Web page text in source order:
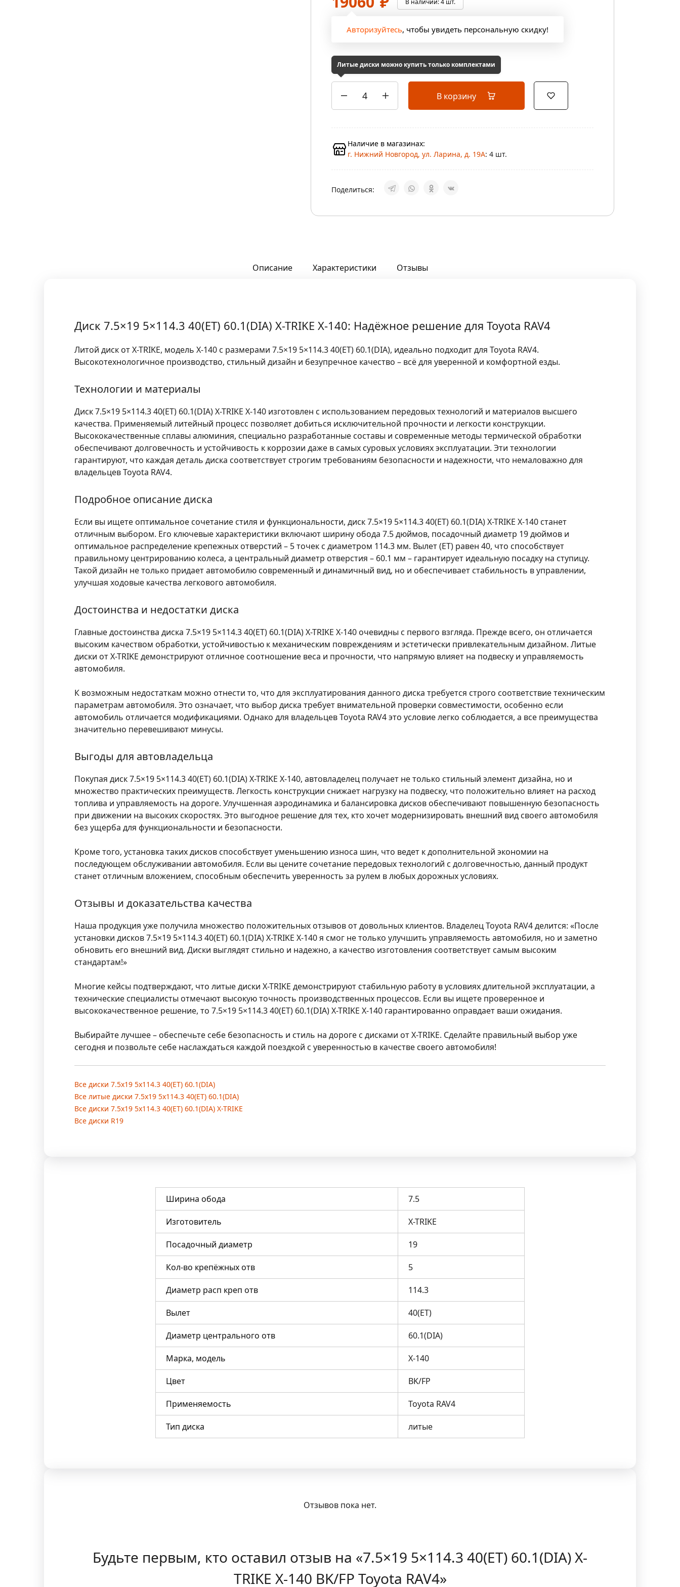
В наличии:4 шт.
Авторизуйтесь, чтобы увидеть персональную скидку!
Литые диски можно купить только комплектами
В корзину
Наличие в магазинах:
г. Нижний Новгород, ул. Ларина, д. 19А: 4 шт.
Поделиться:
Описание Характеристики Отзывы
Диск 7.5×19 5×114.3 40(ET) 60.1(DIA) X-TRIKE X-140: Надёжное решение для Toyota RAV4
Литой диск от X-TRIKE, модель X-140 с размерами 7.5×19 5×114.3 40(ET) 60.1(DIA), идеально подходит для Toyota RAV4.
Высокотехнологичное производство, стильный дизайн и безупречное качество – всё для уверенной и комфортной езды.
Технологии и материалы
Диск7.5×19 5×114.3 40(ET) 60.1(DIA) X-TRIKE X-140 изготовлен с использованием передовых технологий и материалов высшего
качества. Применяемый литейный процесс позволяет добиться исключительной прочности и легкости конструкции.
Высококачественные сплавы алюминия, специально разработанные составы и современные методы термической обработки
обеспечивают долговечность и устойчивость к коррозии даже в самых суровых условиях эксплуатации. Эти технологии
гарантируют, что каждая деталь диска соответствует строгим требованиям безопасности и надежности, что немаловажно для
владельцев Toyota RAV4.
Подробное описание диска
Если вы ищете оптимальное сочетание стиля и функциональности, диск7.5×19 5×114.3 40(ET) 60.1(DIA) X-TRIKE X-140 станет
отличным выбором. Его ключевые характеристики включают ширину обода 7.5 дюймов, посадочный диаметр 19 дюймов и
оптимальное распределение крепежных отверстий – 5 точек с диаметром 114.3 мм. Вылет (ET) равен 40, что способствует
правильному центрированию колеса, а центральный диаметр отверстия – 60.1 мм – гарантирует идеальную посадку на ступицу.
Такой дизайн не только придает автомобилю современный и динамичный вид, но и обеспечивает стабильность в управлении,
улучшая ходовые качества легкового автомобиля.
Достоинства и недостатки диска
Главные достоинства диска 7.5×19 5×114.3 40(ET) 60.1(DIA) X-TRIKE X-140 очевидны с первого взгляда. Прежде всего, он отличается
высоким качеством обработки, устойчивостью к механическим повреждениям и эстетически привлекательным дизайном. Литые
диски от X-TRIKE демонстрируют отличное соотношение веса и прочности, что напрямую влияет на подвеску и управляемость
автомобиля.
К возможным недостаткам можно отнести то, что для эксплуатирования данного диска требуется строго соответствие техническим
параметрам автомобиля. Это означает, что выбор диска требует внимательной проверки совместимости, особенно если
автомобиль отличается модификациями. Однако для владельцев Toyota RAV4 это условие легко соблюдается, а все преимущества
значительно перевешивают минусы.
Выгоды для автовладельца
Покупая диск7.5×19 5×114.3 40(ET) 60.1(DIA) X-TRIKE X-140, автовладелец получает не только стильный элемент дизайна, но и
множество практических преимуществ. Легкость конструкции снижает нагрузку на подвеску, что положительно влияет на расход
топлива и управляемость на дороге. Улучшенная аэродинамика и балансировка дисков обеспечивают повышенную безопасность
при движении на высоких скоростях. Это выгодное решение для тех, кто хочет модернизировать внешний вид своего автомобиля
без ущерба для функциональности и безопасности.
Кроме того, установка таких дисков способствует уменьшению износа шин, что ведет к дополнительной экономии на
последующем обслуживании автомобиля. Если вы цените сочетание передовых технологий с долговечностью, данный продукт
станет отличным вложением, способным обеспечить уверенность за рулем в любых дорожных условиях.
Отзывы и доказательства качества
Наша продукция уже получила множество положительных отзывов от довольных клиентов. Владелец Toyota RAV4 делится: «После
установки дисков7.5×19 5×114.3 40(ET) 60.1(DIA) X-TRIKE X-140я смог не только улучшить управляемость автомобиля, но и заметно
обновить его внешний вид. Диски выглядят стильно и надежно, а качество изготовления соответствует самым высоким
стандартам!»
Многие кейсы подтверждают, что литые диски X-TRIKE демонстрируют стабильную работу в условиях длительной эксплуатации, а
технические специалисты отмечают высокую точность производственных процессов. Если вы ищете проверенное и
высококачественное решение, то 7.5×19 5×114.3 40(ET) 60.1(DIA) X-TRIKE X-140 гарантированно оправдает ваши ожидания.
Выбирайте лучшее – обеспечьте себе безопасность и стиль на дороге с дисками от X-TRIKE. Сделайте правильный выбор уже
сегодня и позвольте себе наслаждаться каждой поездкой с уверенностью в качестве своего автомобиля!
Все диски 7.5x19 5x114.3 40(ET) 60.1(DIA)
Все литые диски 7.5x19 5x114.3 40(ET) 60.1(DIA)
Все диски 7.5x19 5x114.3 40(ET) 60.1(DIA) X-TRIKE
Все диски R19
Ширина обода 7.5
Изготовитель X-TRIKE
Посадочный диаметр 19
Кол-во крепёжных отв 5
Диаметр расп креп отв 114.3
Вылет 40(ET)
Диаметр центрального отв 60.1(DIA)
Марка, модель X-140
Цвет BK/FP
Применяемость Toyota RAV4
Тип диска литые
Отзывов пока нет.
Будьте первым, кто оставил отзыв на «7.5×19 5×114.3 40(ET) 60.1(DIA) X-
TRIKE X-140 BK/FP Toyota RAV4»